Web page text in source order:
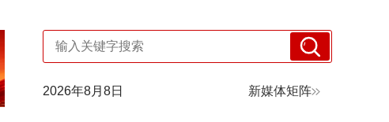
2026年8月8日 新媒体矩阵